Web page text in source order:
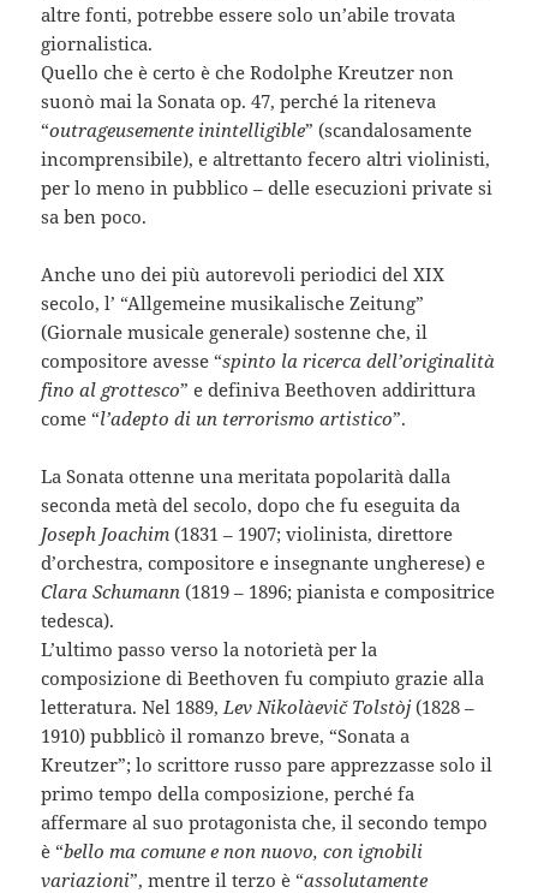
altre fonti, potrebbe essere solo un’abile trovata
giornalistica.
Quello che è certo è che Rodolphe Kreutzer non
suonò mai la Sonata op. 47, perché la riteneva
“outrageusemente inintelligible” (scandalosamente
incomprensibile), e altrettanto fecero altri violinisti,
per lo meno in pubblico – delle esecuzioni private si
sa ben poco.
Anche uno dei più autorevoli periodici del XIX
secolo, l’ “Allgemeine musikalische Zeitung”
(Giornale musicale generale) sostenne che, il
compositore avesse “spinto la ricerca dell’originalità
fino al grottesco” e definiva Beethoven addirittura
come “l’adepto di un terrorismo artistico”.
La Sonata ottenne una meritata popolarità dalla
seconda metà del secolo, dopo che fu eseguita da
Joseph Joachim (1831 – 1907; violinista, direttore
d’orchestra, compositore e insegnante ungherese) e
Clara Schumann (1819 – 1896; pianista e compositrice
tedesca).
L’ultimo passo verso la notorietà per la
composizione di Beethoven fu compiuto grazie alla
letteratura. Nel 1889, Lev Nikolàevič Tolstòj(1828 –
1910) pubblicò il romanzo breve, “Sonata a
Kreutzer”; lo scrittore russo pare apprezzasse solo il
primo tempo della composizione, perché fa
affermare al suo protagonista che, il secondo tempo
è “bello ma comune e non nuovo, con ignobili
variazioni”, mentre il terzo è “assolutamente